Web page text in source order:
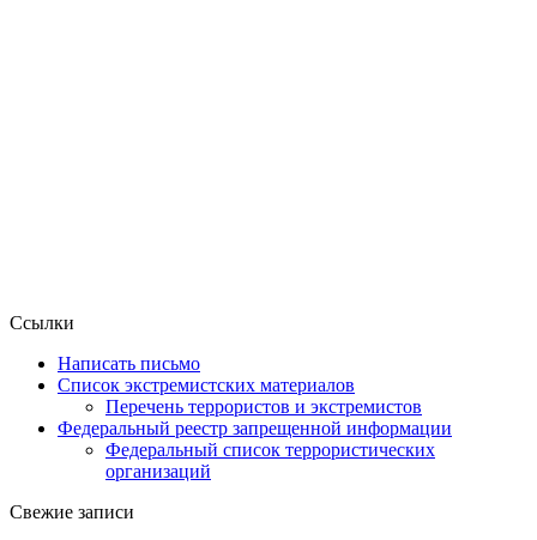
Ссылки
Написать письмо
Список экстремистских материалов
Перечень террористов и экстремистов
Федеральный реестр запрещенной информации
Федеральный список террористических
организаций
Свежие записи